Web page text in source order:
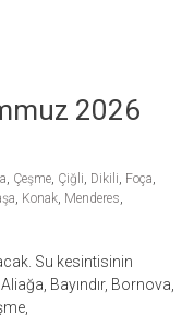
2026
, Çeşme, Çiğli, Dikili, Foça,
, Konak, Menderes,
Su kesintisinin
Bayındır, Bornova,